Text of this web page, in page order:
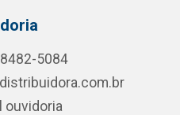
5084
ouvidoria